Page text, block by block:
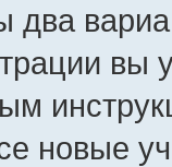
два
вы
новые